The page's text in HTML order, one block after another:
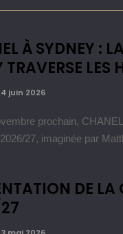
À SYDNEY :
TRAVERSE LES
juin 2026
prochain,
27, imaginée par
DE